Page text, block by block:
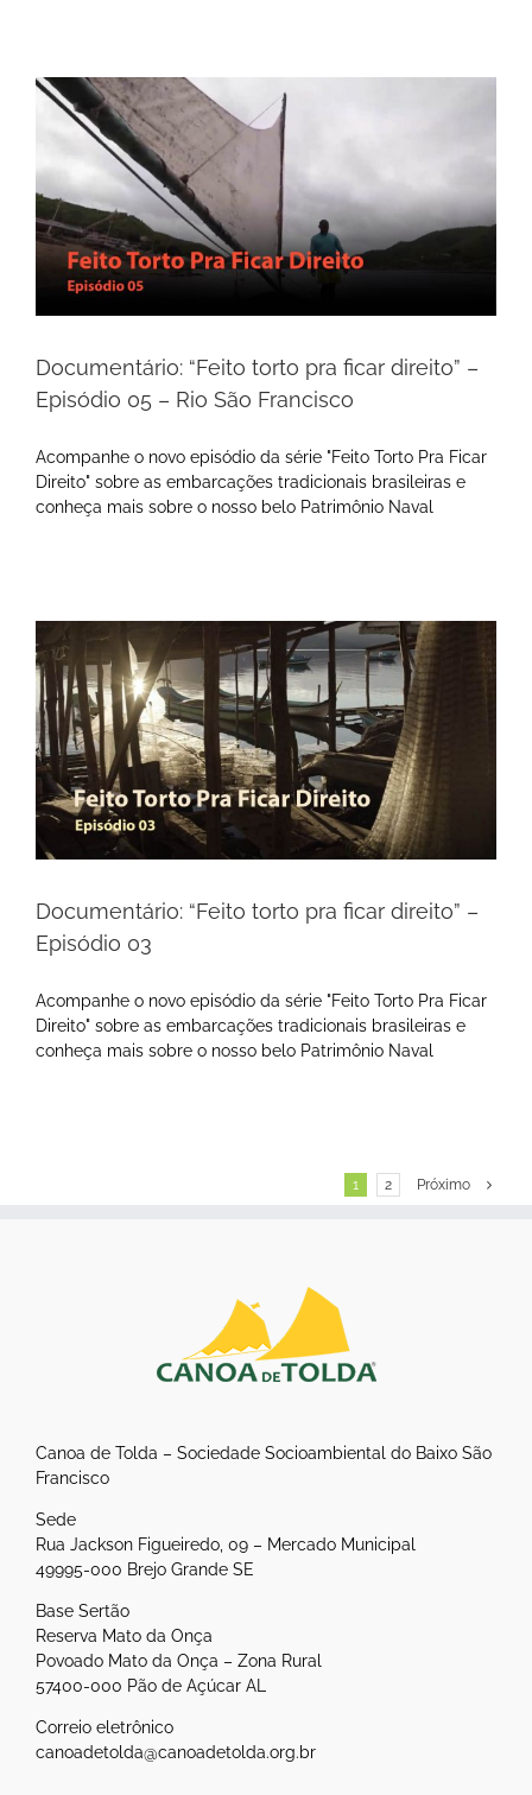
Documentário: “Feito torto pra ficar direito” –
Episódio 05 – Rio São Francisco
Acompanhe o novo episódio da série "Feito Torto Pra Ficar
Direito" sobre as embarcações tradicionais brasileiras e
conheça mais sobre o nosso belo Patrimônio Naval
Documentário: “Feito torto pra ficar direito” –
Episódio 03
Acompanhe o novo episódio da série "Feito Torto Pra Ficar
Direito" sobre as embarcações tradicionais brasileiras e
conheça mais sobre o nosso belo Patrimônio Naval
1 2 Próximo
Canoa de Tolda – Sociedade Socioambiental do Baixo São
Francisco
Sede
Rua Jackson Figueiredo, 09 – Mercado Municipal
49995-000 Brejo Grande SE
Base Sertão
Reserva Mato da Onça
Povoado Mato da Onça – Zona Rural
57400-000 Pão de Açúcar AL
Correio eletrônico
canoadetolda@canoadetolda.org.br